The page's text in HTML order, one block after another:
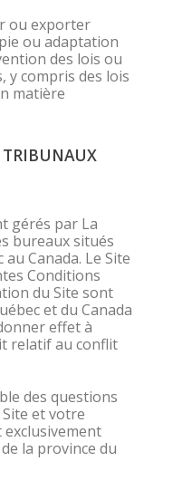
ou exporter
ou adaptation
des lois ou
y compris des lois
matière
gérés par La
bureaux situés
Canada. Le Site
Conditions
du Site sont
et du Canada
effet à
relatif au conflit
des questions
et votre
la province du